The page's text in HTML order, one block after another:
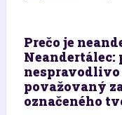
Prečo je
Neandertálec:
považovaný
označeného